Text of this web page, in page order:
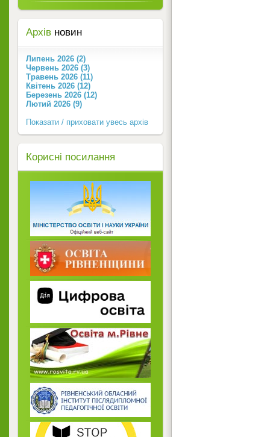
Архів новин
Липень 2026 (2)
Червень 2026 (3)
Травень 2026 (11)
Квітень 2026 (12)
Березень 2026 (12)
Лютий 2026 (9)
Показати / приховати увесь архів
Корисні посилання